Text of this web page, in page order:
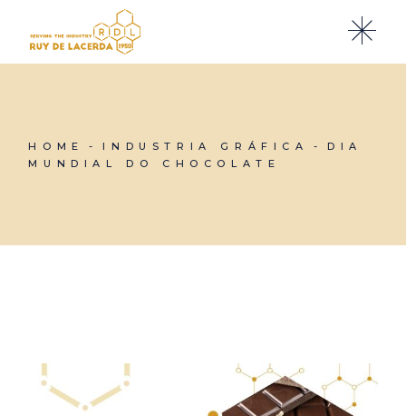
HOME INDUSTRIA GRÁFICA
DIA
MUNDIAL DO CHOCOLATE